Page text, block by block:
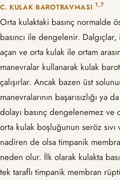
C. KULAK BAROTRAVMASI ​1,7​
Orta kulaktaki basınç normalde
basıncı ile dengelenir.
açan ve orta kulak ile ortam
manevralar kullanarak kulak
çalışırlar. Ancak bazen üst
manevralarının başarısızlığı ya
dolayı basınç dengelenemez ve
orta kulak boşluğunun seröz sıvı
nadiren de olsa timpanik
neden olur. İlk olarak kulakta
tek taraflı timpanik membran